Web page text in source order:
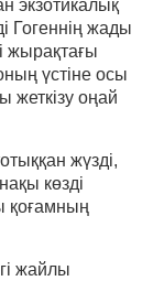
экзотикалық
Гогеннің жады
жырақтағы
үстіне осы
жеткізу оңай
жүзді,
көзді
қоғамның
жайлы